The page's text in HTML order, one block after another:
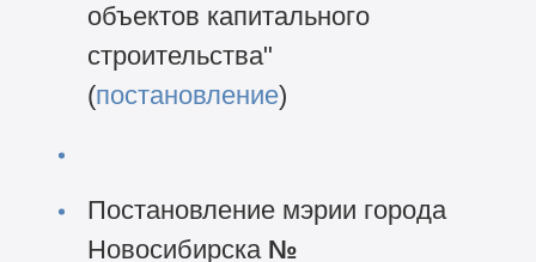
объектов капитального
строительства"
(постановление)
Постановление мэрии города
Новосибирска №